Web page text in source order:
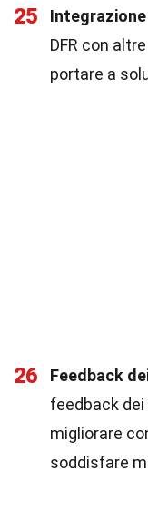
25
DFR con
portare a
26 Feedback
feedback
migliorare
soddisfare